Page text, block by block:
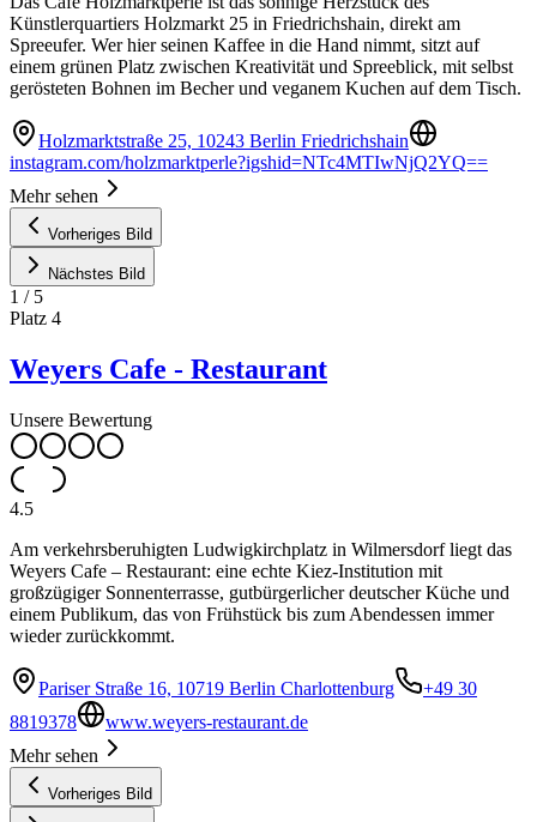
Künstlerquartiers Holzmarkt 25 in Friedrichshain, direkt am
Spreeufer. Wer hier seinen Kaffee in die Hand nimmt, sitzt auf
einem grünen Platz zwischen Kreativität und Spreeblick, mit selbst
gerösteten Bohnen im Becher und veganem Kuchen auf dem Tisch.
Holzmarktstraße 25, 10243 Berlin Friedrichshain
instagram.com/holzmarktperle?igshid=NTc4MTIwNjQ2YQ==
Mehr sehen
Vorheriges Bild
Nächstes Bild
1 / 5
Platz 4
Weyers Cafe - Restaurant
Unsere Bewertung
4.5
Am verkehrsberuhigten Ludwigkirchplatz in Wilmersdorf liegt das
Weyers Cafe – Restaurant: eine echte Kiez-Institution mit
großzügiger Sonnenterrasse, gutbürgerlicher deutscher Küche und
einem Publikum, das von Frühstück bis zum Abendessen immer
wieder zurückkommt.
Pariser Straße 16, 10719 Berlin Charlottenburg
+49 30
8819378
www.weyers-restaurant.de
Mehr sehen
Vorheriges Bild